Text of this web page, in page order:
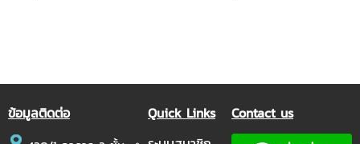
ข้อมูลติดต่อ
Quick Links
Contact us